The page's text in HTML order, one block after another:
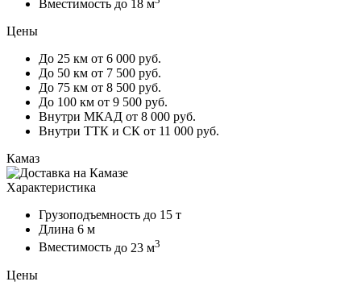
Вместимость до 18 м
Цены
До 25 км от 6 000 руб.
До 50 км от 7 500 руб.
До 75 км от 8 500 руб.
До 100 км от 9 500 руб.
Внутри МКАД от 8 000 руб.
Внутри ТТК и СК от 11 000 руб.
Камаз
Характеристика
Грузоподъемность до 15 т
Длина 6 м
Вместимость до 23 м3
Цены